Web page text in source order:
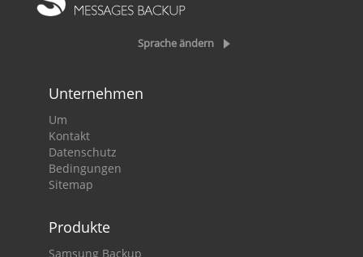
Sprache ändern
Unternehmen
Um
Kontakt
Datenschutz
Bedingungen
Sitemap
Produkte
Samsung Backup